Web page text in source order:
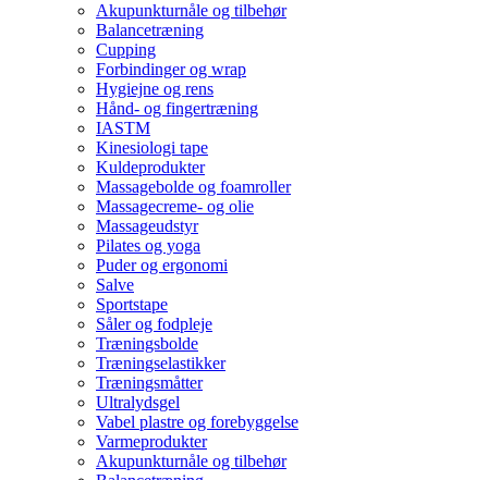
Akupunkturnåle og tilbehør
Balancetræning
Cupping
Forbindinger og wrap
Hygiejne og rens
Hånd- og fingertræning
IASTM
Kinesiologi tape
Kuldeprodukter
Massagebolde og foamroller
Massagecreme- og olie
Massageudstyr
Pilates og yoga
Puder og ergonomi
Salve
Sportstape
Såler og fodpleje
Træningsbolde
Træningselastikker
Træningsmåtter
Ultralydsgel
Vabel plastre og forebyggelse
Varmeprodukter
Akupunkturnåle og tilbehør